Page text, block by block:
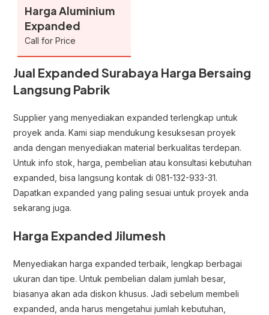
Harga Aluminium
Expanded
Call for Price
Jual Expanded Surabaya Harga Bersaing
Langsung Pabrik
Supplier yang menyediakan expanded terlengkap untuk
proyek anda. Kami siap mendukung kesuksesan proyek
anda dengan menyediakan material berkualitas terdepan.
Untuk info stok, harga, pembelian atau konsultasi kebutuhan
expanded, bisa langsung kontak di 081-132-933-31.
Dapatkan expanded yang paling sesuai untuk proyek anda
sekarang juga.
Harga Expanded Jilumesh
Menyediakan harga expanded terbaik, lengkap berbagai
ukuran dan tipe. Untuk pembelian dalam jumlah besar,
biasanya akan ada diskon khusus. Jadi sebelum membeli
expanded, anda harus mengetahui jumlah kebutuhan,